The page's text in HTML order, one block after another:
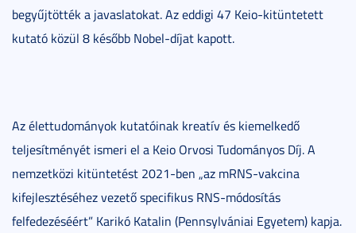
begyűjtötték a javaslatokat. Az eddigi 47 Keio-kitüntetett
kutató közül 8 később Nobel-díjat kapott.
Az élettudományok kutatóinak kreatív és kiemelkedő
teljesítményét ismeri el a Keio Orvosi Tudományos Díj. A
nemzetközi kitüntetést 2021-ben „az mRNS-vakcina
kifejlesztéséhez vezető specifikus RNS-módosítás
felfedezéséért” Karikó Katalin (Pennsylvániai Egyetem) kapja.